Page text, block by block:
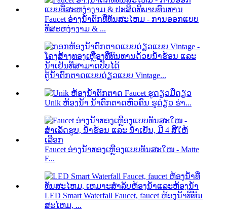
Faucet ອ່າງນ້ໍາຕົກທີ່ທັນສະໄຫມ - ການອອກແບບ
ທີ່ສະຫງ່າງາມ & ...
ຕູ້ນ້ຳຕົກຕາດແບບດ່ຽວແບບ Vintage...
Unik ຫ້ອງນໍ້າ ນໍ້າຕົກຕາດຫົວຄົນ ຮູດ່ຽວ ຮ່າ...
Faucet ອ່າງນ້ຳທອງເຫຼືອງແບບທັນສະໃໝ - Matte
F...
LED Smart Waterfall Faucet, faucet ຫ້ອງນ້ໍາທີ່ທັນ
ສະໄຫມ, ...